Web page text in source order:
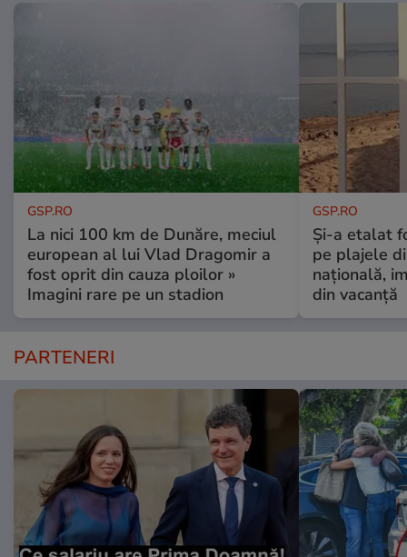
GSP.RO
La nici 100 km de Dunăre, meciul
european al lui Vlad Dragomir a
fost oprit din cauza ploilor »
Imagini rare pe un stadion
GSP.RO
Și-a etalat
pe plajele
națională,
din vacanță
PARTENERI